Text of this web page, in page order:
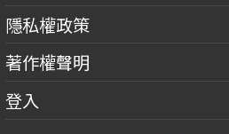
隱私權政策
著作權聲明
登入